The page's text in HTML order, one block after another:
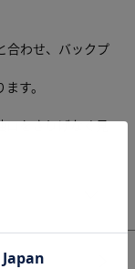
合わせ、バックプ
す。
口をさりげなく見
トラストを効か